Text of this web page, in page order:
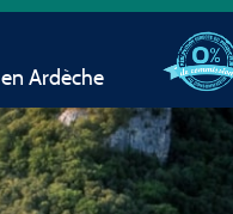
Ardèche